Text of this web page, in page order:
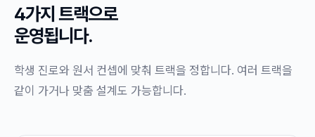
4가지 트랙으로
운영됩니다.
학생 진로와 원서 컨셉에 맞춰 트랙을 정합니다. 여러 트랙을
같이 가거나 맞춤 설계도 가능합니다.